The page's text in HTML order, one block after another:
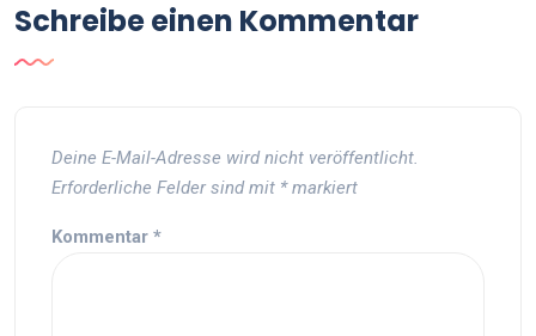
Schreibe einen Kommentar
Deine E-Mail-Adresse wird nicht veröffentlicht.
Erforderliche Felder sind mit *markiert
Kommentar *